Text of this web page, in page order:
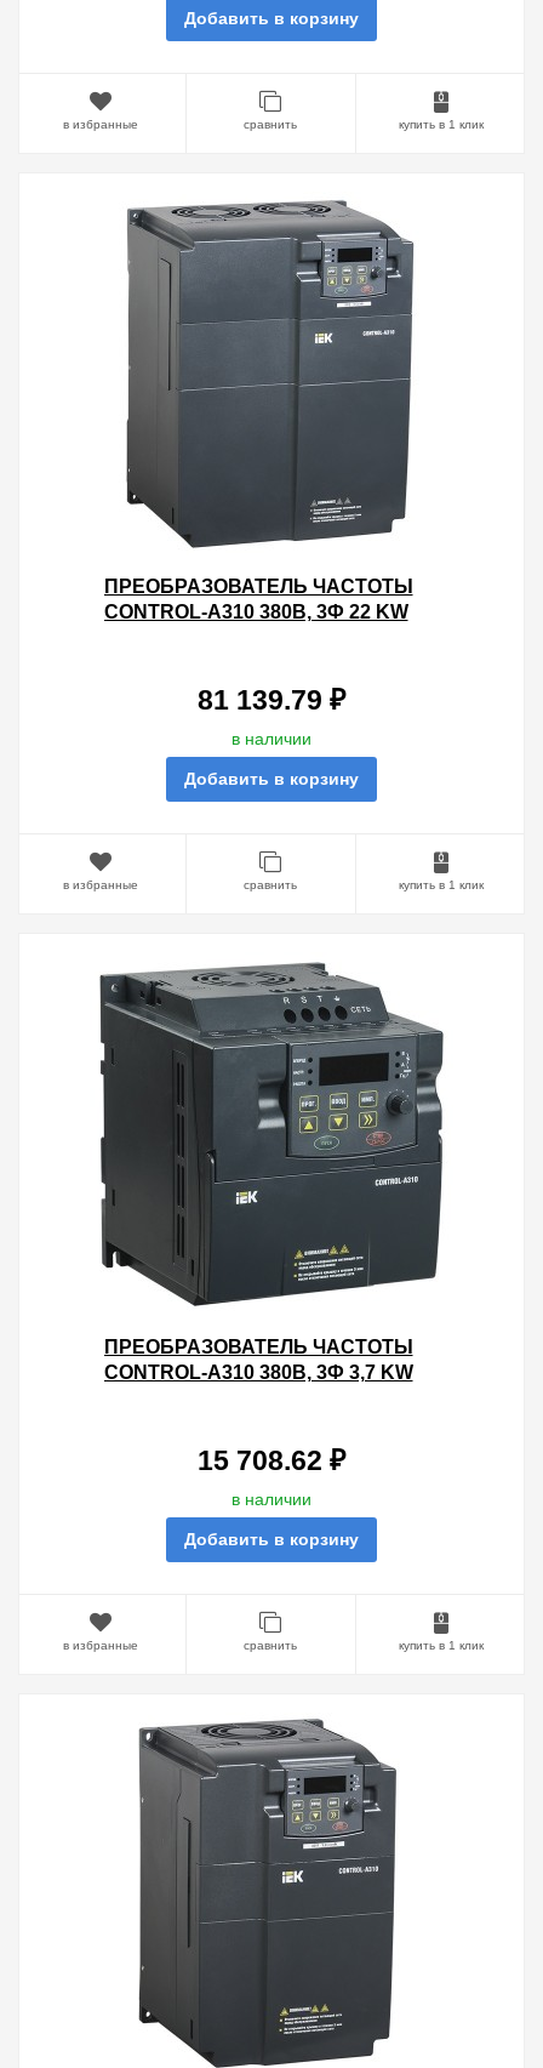
Добавить в корзину
в избранные сравнить купить в 1 клик
ПРЕОБРАЗОВАТЕЛЬ ЧАСТОТЫ
CONTROL-A310 380В, 3Ф 22 KW
81 139.79 ₽
в наличии
Добавить в корзину
в избранные сравнить купить в 1 клик
ПРЕОБРАЗОВАТЕЛЬ ЧАСТОТЫ
CONTROL-A310 380В, 3Ф 3,7 KW
15 708.62 ₽
в наличии
Добавить в корзину
в избранные сравнить купить в 1 клик